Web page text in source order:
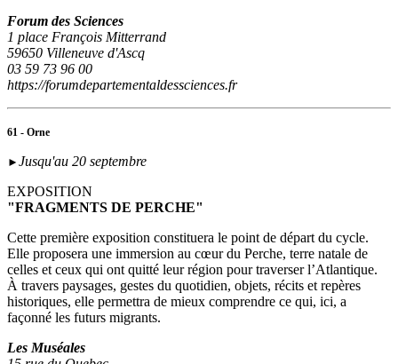
Forum des Sciences
1 place François Mitterrand
59650 Villeneuve d'Ascq
03 59 73 96 00
https://forumdepartementaldessciences.fr
61 - Orne
► Jusqu'au 20 septembre
EXPOSITION
"FRAGMENTS DE PERCHE"
Cette première exposition constituera le point de départ du cycle.
Elle proposera une immersion au cœur du Perche, terre natale de
celles et ceux qui ont quitté leur région pour traverser l’Atlantique.
À travers paysages, gestes du quotidien, objets, récits et repères
historiques, elle permettra de mieux comprendre ce qui, ici, a
façonné les futurs migrants.
Les Muséales